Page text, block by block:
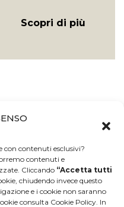
con contenuti esclusivi?
contenuti e
Cliccando “Accetta tutti
chiudendo invece questo
e i cookie non saranno
consulta Cookie Policy. In
Scopri di più
Lascia una
recensione